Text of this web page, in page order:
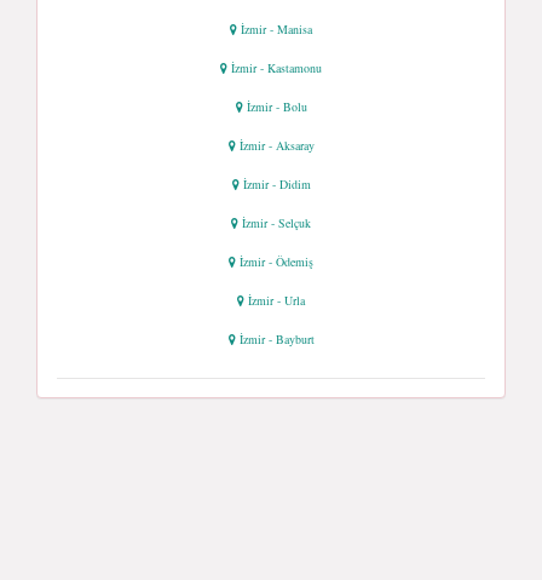
İzmir - Manisa
İzmir - Kastamonu
İzmir - Bolu
İzmir - Aksaray
İzmir - Didim
İzmir - Selçuk
İzmir - Ödemiş
İzmir - Urla
İzmir - Bayburt